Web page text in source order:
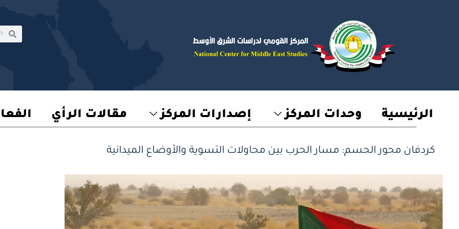
الرئيسية وحدات المركز إصدارات المركز مقالات الرأي
كردفان محور الحسم: مسار الحرب بين محاولات التسوية والأوضاع الميدانية